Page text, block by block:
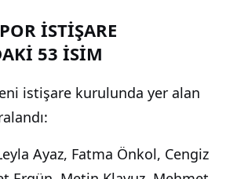
İSTİŞARE
53 İSİM
istişare kurulunda yer alan
Ayaz, Fatma Önkol, Cengiz